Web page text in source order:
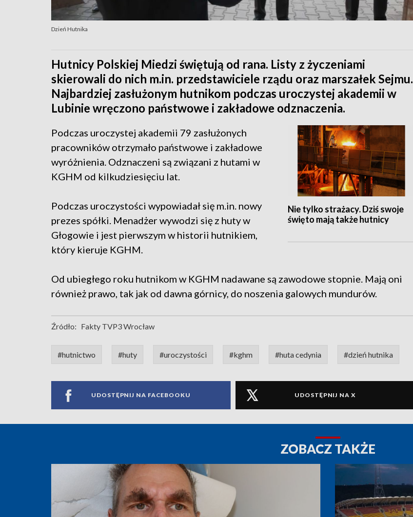
Dzień Hutnika
Hutnicy Polskiej Miedzi świętują od rana. Listy z życzeniami
skierowali do nich m.in. przedstawiciele rządu oraz marszałek Sejmu.
Najbardziej zasłużonym hutnikom podczas uroczystej akademii w
Lubinie wręczono państwowe i zakładowe odznaczenia.
Nie tylko strażacy. Dziś swoje
święto mają także hutnicy
Podczas uroczystej akademii 79 zasłużonych
pracowników otrzymało państwowe i zakładowe
wyróżnienia. Odznaczeni są związani z hutami w
KGHM od kilkudziesięciu lat.
Podczas uroczystości wypowiadał się m.in. nowy
prezes spółki. Menadżer wywodzi się z huty w
Głogowie i jest pierwszym w historii hutnikiem,
który kieruje KGHM.
Od ubiegłego roku hutnikom w KGHM nadawane są zawodowe stopnie. Mają oni
również prawo, tak jak od dawna górnicy, do noszenia galowych mundurów.
Źródło: Fakty TVP3 Wrocław
#hutnictwo #huty #uroczystości #kghm #huta cedynia #dzień hutnika
UDOSTĘPNIJ NA FACEBOOKU UDOSTĘPNIJ NA X
ZOBACZ TAKŻE